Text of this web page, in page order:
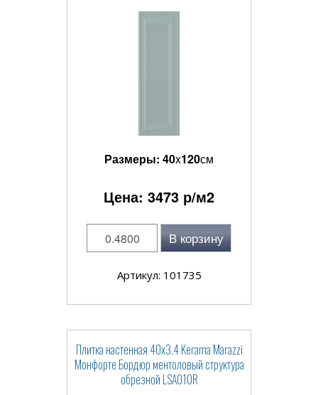
Размеры: 40x120см
Цена: 3473 р/м2
В корзину
Артикул: 101735
Плитка настенная 40x3.4 Kerama Marazzi
Монфорте Бордюр ментоловый структура
обрезной LSA010R